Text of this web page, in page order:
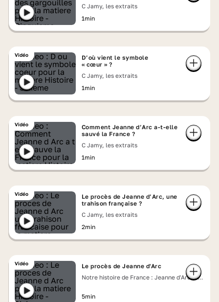
C Jamy, les extraits
1min
Vidéo
D’où vient le symbole
« cœur » ?
C Jamy, les extraits
1min
Vidéo
Comment Jeanne d’Arc a-t-elle
sauvé la France ?
C Jamy, les extraits
1min
Vidéo
Le procès de Jeanne d’Arc, une
trahison française ?
C Jamy, les extraits
2min
Vidéo
Le procès de Jeanne d'Arc
Notre histoire de France : Jeanne d'Arc face
5min